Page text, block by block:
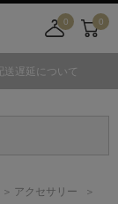
0
舗
カ
ト
0
遅延について
アクセサリー